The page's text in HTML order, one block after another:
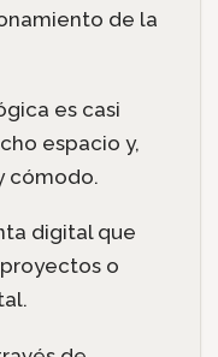
de la
es casi
espacio y,
cómodo.
digital que
o